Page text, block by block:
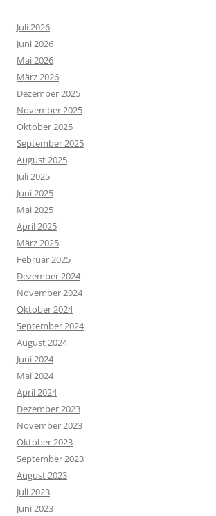
Juli 2026
Juni 2026
Mai 2026
März 2026
Dezember 2025
November 2025
Oktober 2025
September 2025
August 2025
Juli 2025
Juni 2025
Mai 2025
April 2025
März 2025
Februar 2025
Dezember 2024
November 2024
Oktober 2024
September 2024
August 2024
Juni 2024
Mai 2024
April 2024
Dezember 2023
November 2023
Oktober 2023
September 2023
August 2023
Juli 2023
Juni 2023